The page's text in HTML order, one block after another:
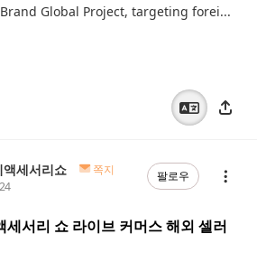
Global Project, targeting forei...
세서리쇼
쪽지
팔로우
서리 쇼 라이브 커머스 해외 셀러